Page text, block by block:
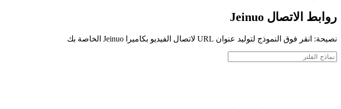
روابط الاتصال Jeinuo
نصيحة: انقر فوق النموذج لتوليد عنوان URL لاتصال الفيديو بكاميرا Jeinuo الخاصة بك